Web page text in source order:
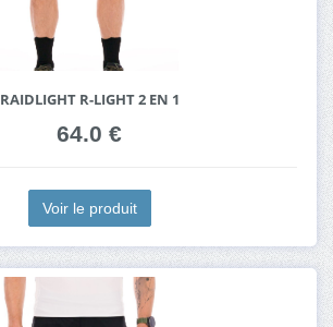
RAIDLIGHT R-LIGHT 2 EN 1
64.0 €
Voir le produit